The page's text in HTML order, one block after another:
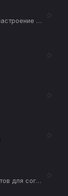
Lilly Bennet - одежда, создающая настроение (12+)
☆
☆
☆
☆
Чудо техники (Большой тест гаджетов для согрева зимой и проверка кокосового масла на универсальность) (12+)
☆